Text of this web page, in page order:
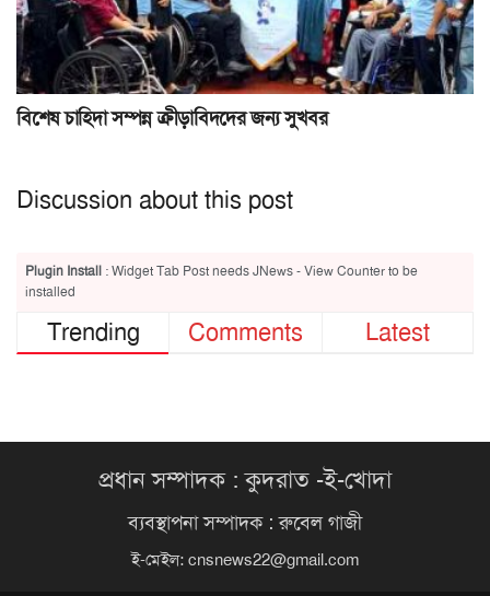
বিশেষ চাহিদা সম্পন্ন ক্রীড়াবিদদের জন্য সুখবর
Discussion about this post
Plugin Install : Widget Tab Post needs JNews - View Counter to be
installed
Trending Comments Latest
প্রধান সম্পাদক : কুদরাত -ই-খোদা
ব্যবস্থাপনা সম্পাদক : রুবেল গাজী
ই-মেইল: cnsnews22@gmail.com